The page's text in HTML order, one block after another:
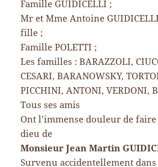
Famille GUIDICELLI ;
Mr et Mme Antoine
fille ;
Famille POLETTI ;
Les familles : BARAZZOLI,
CESARI, BARANOWSKY,
PICCHINI, ANTONI, VERDONI,
Tous ses amis
Ont l’immense douleur de
dieu de
Monsieur Jean Martin
Survenu accidentellement dans